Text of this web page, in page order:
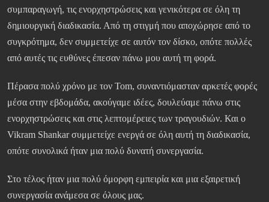
συμπαραγωγή, τις ενορχηστρώσεις και γενικότερα σε όλη τη
δημιουργική διαδικασία. Από τη στιγμή που αποχώρησε από το
συγκρότημα, δεν συμμετείχε σε αυτόν τον δίσκο, οπότε πολλές
από αυτές τις ευθύνες έπεσαν πάνω μου αυτή τη φορά.
Πέρασα πολύ χρόνο με τον Tom, συναντιόμασταν αρκετές φορές
μέσα στην εβδομάδα, ακούγαμε ιδέες, δουλεύαμε πάνω στις
ενορχηστρώσεις και στις λεπτομέρειες των τραγουδιών. Και ο
Vikram Shankar συμμετείχε ενεργά σε όλη αυτή τη διαδικασία,
οπότε συνολικά ήταν μια πολύ δυνατή συνεργασία.
Στο τέλος ήταν μια πολύ όμορφη εμπειρία και μια εξαιρετική
συνεργασία ανάμεσα σε όλους μας.